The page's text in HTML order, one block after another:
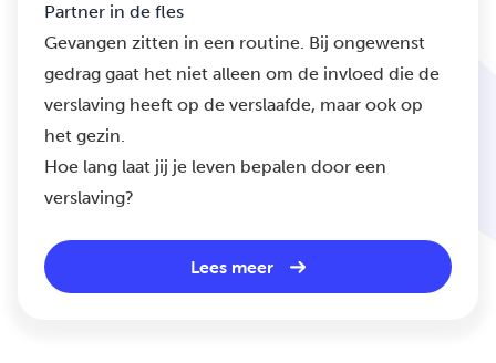
Partner in de fles
Gevangen zitten in een routine. Bij ongewenst
gedrag gaat het niet alleen om de invloed die de
verslaving heeft op de verslaafde, maar ook op
het gezin.
Hoe lang laat jij je leven bepalen door een
verslaving?
Lees meer